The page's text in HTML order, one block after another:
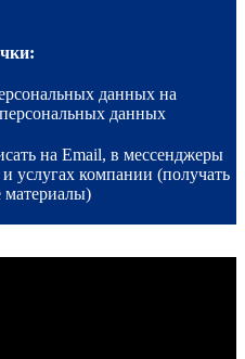
данных на
данных
на Email, в мессенджеры
услугах компании (получать